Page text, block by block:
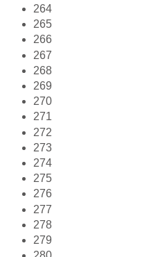
264
265
266
267
268
269
270
271
272
273
274
275
276
277
278
279